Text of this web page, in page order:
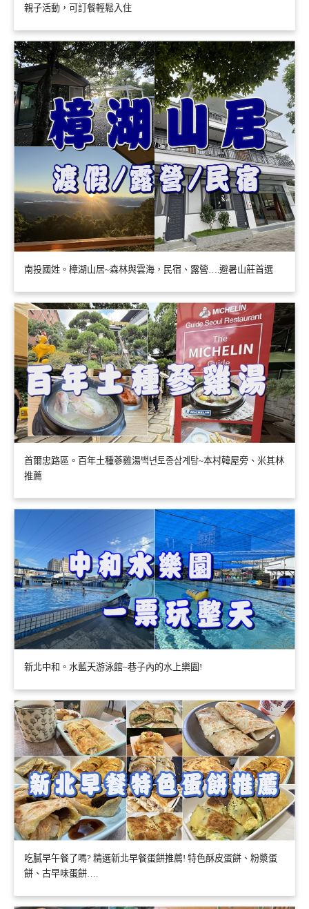
親子活動，可訂餐輕鬆入住
南投國姓。樟湖山居~森林與雲海，民宿、露營….避暑山莊首選
首爾忠路區。百年土種蔘雞湯백년토종삼계탕~本村韓屋旁、米其林
推薦
新北中和。水藍天游泳館~巷子內的水上樂園!
吃膩早午餐了嗎? 精選新北早餐蛋餅推薦! 特色酥皮蛋餅、粉漿蛋
餅、古早味蛋餅….